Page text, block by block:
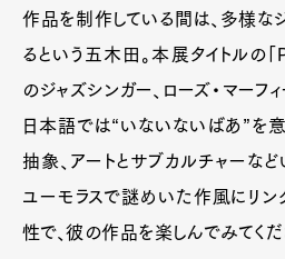
作品を制作している間は、多様な
るという五木田。本展タイトルの「
のジャズシンガー、ローズ・マーフ
日本語では“いないないばあ”を意
抽象、アートとサブカルチャーなど
ユーモラスで謎めいた作風にリン
性で、彼の作品を楽しんでみてくだ